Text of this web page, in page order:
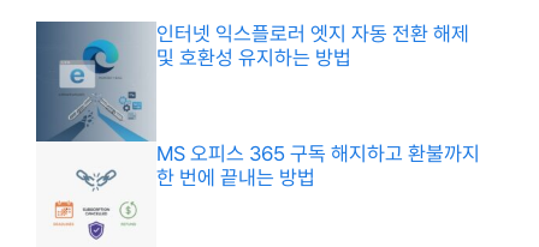
인터넷 익스플로러 엣지 자동 전환 해제
및 호환성 유지하는 방법
MS 오피스 365 구독 해지하고 환불까지
한 번에 끝내는 방법